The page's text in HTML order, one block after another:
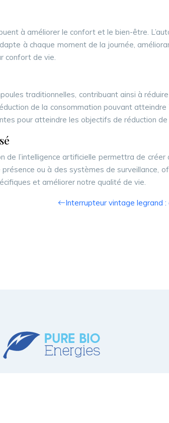
à améliorer le confort et le bien-être.
à chaque moment de la journée,
confort de vie.
traditionnelles, contribuant ainsi à
de la consommation pouvant
pour atteindre les objectifs de réduction
l’intelligence artificielle permettra de
ou à des systèmes de surveillance,
et améliorer notre qualité de vie.
Interrupteur vintage legrand